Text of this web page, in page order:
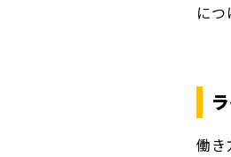
に
働き